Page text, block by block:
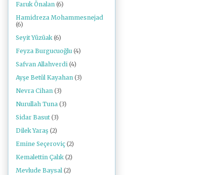
Faruk Önalan (6)
Hamidreza Mohammesnejad
(6)
Seyit Yüzüak (6)
Feyza Burgucuoğlu (4)
Safvan Allahverdi (4)
Ayşe Betül Kayahan (3)
Nevra Cihan (3)
Nurullah Tuna (3)
Sidar Basut (3)
Dilek Yaraş (2)
Emine Seçeroviç (2)
Kemalettin Çalık (2)
Mevlude Baysal (2)